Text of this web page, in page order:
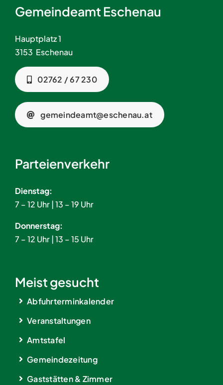
Gemeindeamt Eschenau
Hauptplatz 1
3153 Eschenau
02762 / 67 230
gemeindeamt@eschenau.at
Parteienverkehr
Dienstag:
7 – 12 Uhr | 13 – 19 Uhr
Donnerstag:
7 – 12 Uhr | 13 – 15 Uhr
Meist gesucht
Abfuhrterminkalender
Veranstaltungen
Amtstafel
Gemeindezeitung
Gaststätten & Zimmer